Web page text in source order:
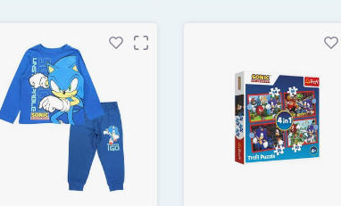
ideaal voor een luie zondag,
na de zwemles of op de
camping.
ideaal voor een luie zondag,
na de zwemles of op de